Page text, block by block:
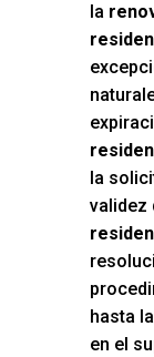
la
la
validez
hasta
en el